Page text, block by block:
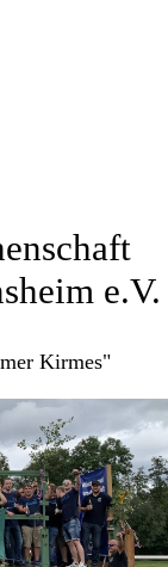
e.V.
Kirmes"